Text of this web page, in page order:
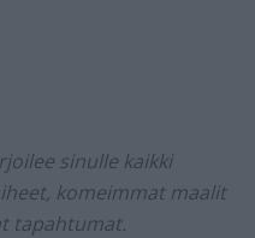
sinulle kaikki
komeimmat maalit
tapahtumat.